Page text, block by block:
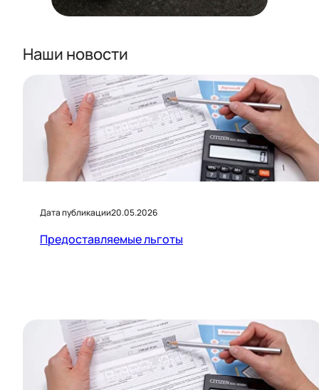
Наши новости
Дата публикации20.05.2026
Предоставляемые льготы